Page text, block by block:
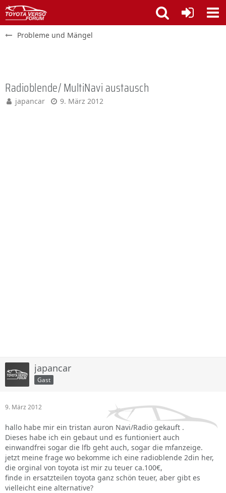
Probleme und Mängel
Radioblende/ MultiNavi austausch
japancar 9. März 2012
japancar
Gast
9. März 2012
hallo habe mir ein tristan auron Navi/Radio gekauft .
Dieses habe ich ein gebaut und es funtioniert auch
einwandfrei sogar die lfb geht auch, sogar die mfanzeige.
jetzt meine frage wo bekomme ich eine radioblende 2din her,
die orginal von toyota ist mir zu teuer ca.100€,
finde in ersatzteilen toyota ganz schön teuer, aber gibt es
vielleicht eine alternative?